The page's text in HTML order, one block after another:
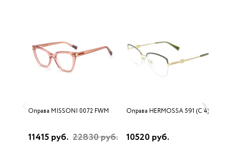
Оправа MISSONI 0072 FWM
11415 руб. 22830 руб.
Оправа HERMOSSA 591 (C 4)
10520 руб.